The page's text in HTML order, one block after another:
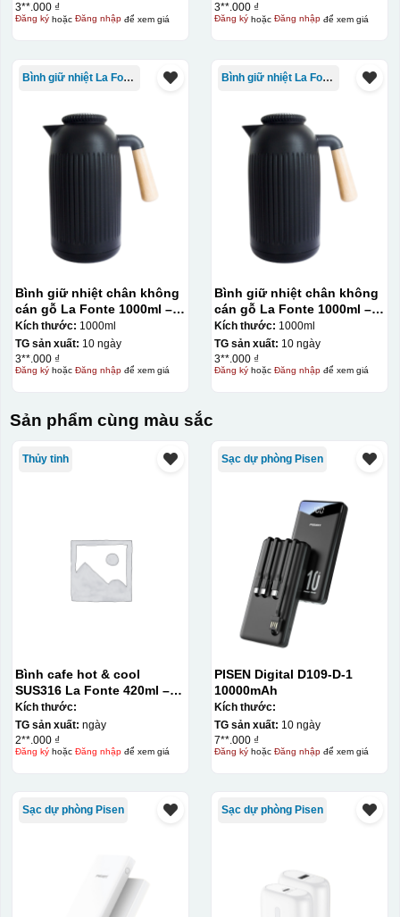
Hộp xi ly sứ
3**.000 ₫
Đăng kýhoặc Đăng nhậpđể xem giá
3**.000 ₫
Đăng kýhoặc Đăng nhậpđể xem giá
Bình giữ nhiệt La Fonte
Bình giữ nhiệt chân không
cán gỗ La Fonte 1000ml –
011679
Kích thước: 1000ml
TG sản xuất: 10 ngày
3**.000 ₫
Đăng kýhoặc Đăng nhậpđể xem giá
Bình giữ nhiệt La Fonte
Bình giữ nhiệt chân không
cán gỗ La Fonte 1000ml –
011679
Kích thước: 1000ml
TG sản xuất: 10 ngày
3**.000 ₫
Đăng kýhoặc Đăng nhậpđể xem giá
Sản phẩm cùng màu sắc
Thủy tinh
Bình cafe hot & cool
SUS316 La Fonte 420ml –
012775
Kích thước:
TG sản xuất: ngày
2**.000 ₫
Đăng kýhoặc Đăng nhậpđể xem giá
Sạc dự phòng Pisen
PISEN Digital D109-D-1
10000mAh
Kích thước:
TG sản xuất: 10 ngày
7**.000 ₫
Đăng kýhoặc Đăng nhậpđể xem giá
Sạc dự phòng Pisen Sạc dự phòng Pisen